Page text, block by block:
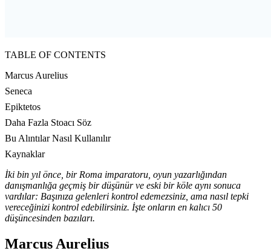
TABLE OF CONTENTS
Marcus Aurelius
Seneca
Epiktetos
Daha Fazla Stoacı Söz
Bu Alıntılar Nasıl Kullanılır
Kaynaklar
İki bin yıl önce, bir Roma imparatoru, oyun yazarlığından
danışmanlığa geçmiş bir düşünür ve eski bir köle aynı sonuca
vardılar: Başınıza gelenleri kontrol edemezsiniz, ama nasıl tepki
vereceğinizi kontrol edebilirsiniz. İşte onların en kalıcı 50
düşüncesinden bazıları.
Marcus Aurelius